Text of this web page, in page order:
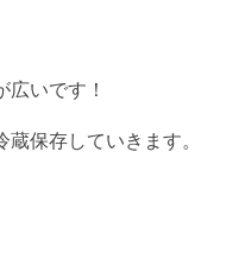
いです！
保存していきます。